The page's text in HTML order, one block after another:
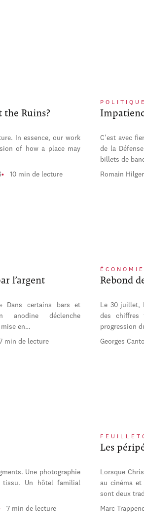
the Ruins?
In essence, our work
of how a place may
10 min de lecture
POLITIQUE
C'est avec
de la
billets de
Romain
l’argent
Dans certains bars et
anodine déclenche
mise en…
min de lecture
ÉCONOMIE
Rebond
Le 30 juillet,
des chiffres
progression
Georges
Une photographie
tissu. Un hôtel familial
7 min de lecture
Les
Lorsque
au cinéma et
sont deux
Marc